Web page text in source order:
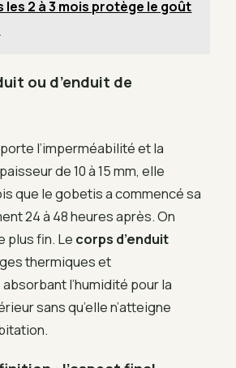
les 2 à 3 mois protège le goût
ou d’enduit de
l’imperméabilité et la
de 10 à 15 mm, elle
que le gobetis a commencé sa
24 à 48 heures après. On
plus fin. Le corps d’enduit
thermiques et
l’humidité pour la
sans qu’elle n’atteigne